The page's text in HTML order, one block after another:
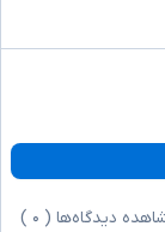
دیدگاه‌ها ( ۰